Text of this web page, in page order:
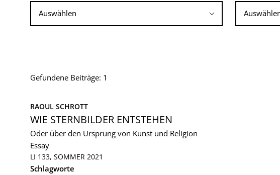
Gefundene Beiträge: 1
RAOUL SCHROTT
WIE STERNBILDER ENTSTEHEN
Oder über den Ursprung von Kunst und Religion
Essay
LI 133, SOMMER 2021
Schlagworte